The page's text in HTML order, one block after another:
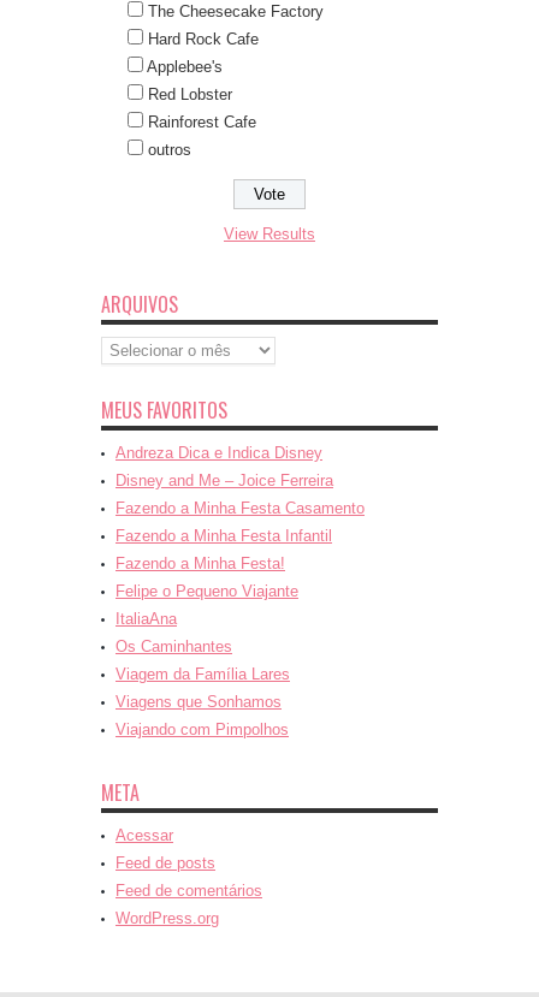
The Cheesecake Factory
Hard Rock Cafe
Applebee's
Red Lobster
Rainforest Cafe
outros
View Results
ARQUIVOS
Arquivos
MEUS FAVORITOS
Andreza Dica e Indica Disney
Disney and Me – Joice Ferreira
Fazendo a Minha Festa Casamento
Fazendo a Minha Festa Infantil
Fazendo a Minha Festa!
Felipe o Pequeno Viajante
ItaliaAna
Os Caminhantes
Viagem da Família Lares
Viagens que Sonhamos
Viajando com Pimpolhos
META
Acessar
Feed de posts
Feed de comentários
WordPress.org